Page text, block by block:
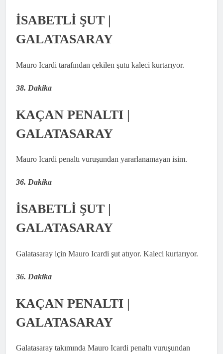
İSABETLİ ŞUT |
GALATASARAY
Mauro Icardi tarafından çekilen şutu kaleci kurtarıyor.
38. Dakika
KAÇAN PENALTI |
GALATASARAY
Mauro Icardi penaltı vuruşundan yararlanamayan isim.
36. Dakika
İSABETLİ ŞUT |
GALATASARAY
Galatasaray için Mauro Icardi şut atıyor. Kaleci kurtarıyor.
36. Dakika
KAÇAN PENALTI |
GALATASARAY
Galatasaray takımında Mauro Icardi penaltı vuruşundan